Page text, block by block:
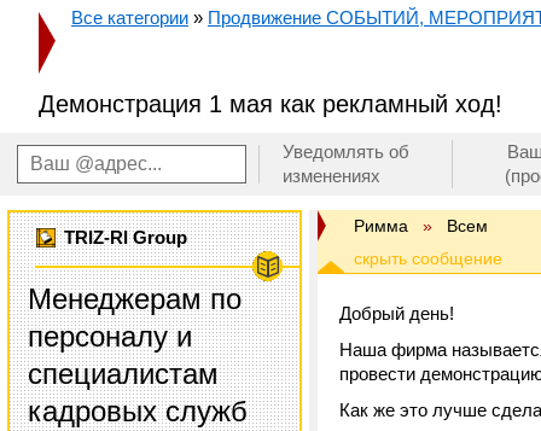
Все категории » Продвижение СОБЫТИЙ,
Демонстрация 1 мая как рекламный ход!
Уведомлять об
изменениях
TRIZ-RI Group
Менеджерам по
персоналу и
специалистам
кадровых служб
Римма » Всем
Добрый день!
Наша фирма
провести
Как же это лучше